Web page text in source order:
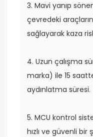
3. Mavi yanıp
çevredeki
sağlayarak kaza
4. Uzun çalışma
marka) ile 15
aydınlatma süresi.
5. MCU kontrol
hızlı ve güvenli